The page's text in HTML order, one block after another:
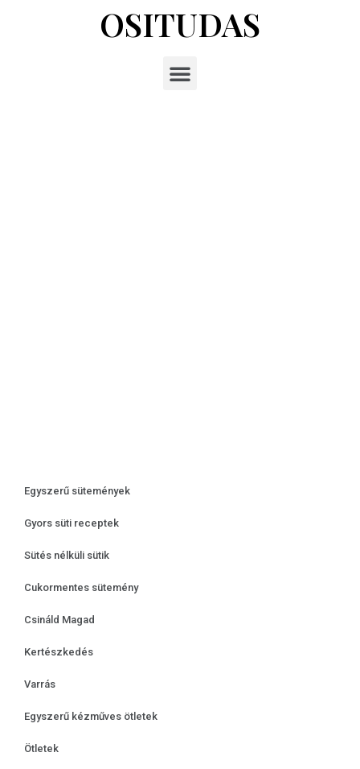
OSITUDAS
Egyszerű sütemények
Gyors süti receptek
Sütés nélküli sütik
Cukormentes sütemény
Csináld Magad
Kertészkedés
Varrás
Egyszerű kézműves ötletek
Ötletek